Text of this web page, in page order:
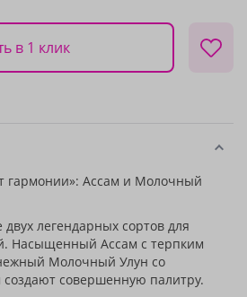
в 1 клик
гармонии»: Ассам и Молочный
легендарных сортов для
Насыщенный Ассам с терпким
Молочный Улун со
совершенную палитру.